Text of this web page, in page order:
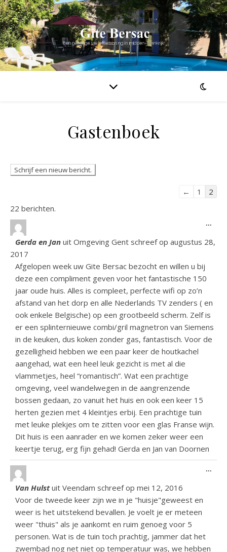
Gastenboek
Navigatie
← 1
2
22 berichten.
Gerda en Jan uit Omgeving Gent schreef op augustus 28,
2017
Afgelopen week uw Gite Bersac bezocht en willen u bij
deze een compliment geven voor het fantastische 150
jaar oude huis. Alles is compleet, perfecte wifi op zo’n
afstand van het dorp en alle Nederlands TV zenders ( en
ook enkele Belgische) op een grootbeeld scherm. Zelf is
er een splinternieuwe combi/gril magnetron van Siemens
in de keuken, dus koken zonder gas, fantastisch. Voor de
gezelligheid hebben we een paar keer de houtkachel
aangehad, wat een heel leuk gezicht is met al die
vlammetjes, heel “romantisch”. Wat een prachtige
omgeving, veel wandelwegen in de aangrenzende
bossen gedaan, zo vanuit het huis en ook een keer 15
herten gezien met 4 kleintjes erbij. Een prachtige tuin
met leuke plekjes om te zitten voor een glas Franse wijn.
Dit huis is een aanrader en we komen zeker weer een
keertje terug, erg fijn gehad! Gerda en Jan van Doornen
...
Van Hulst uit Veendam schreef op mei 12, 2016
Voor de tweede keer zijn we in je "huisje"geweest en
weer is het uitstekend bevallen. Je voelt je er meteen
weer "thuis" als je aankomt en ruim genoeg voor 5
personen. Wat is de tuin toch prachtig, jammer dat het
zwembad nog net niet op temperatuur was, we hebben
...